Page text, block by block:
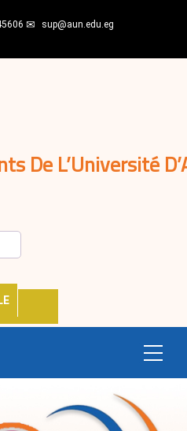
sup@aun.edu.eg
De L’Université